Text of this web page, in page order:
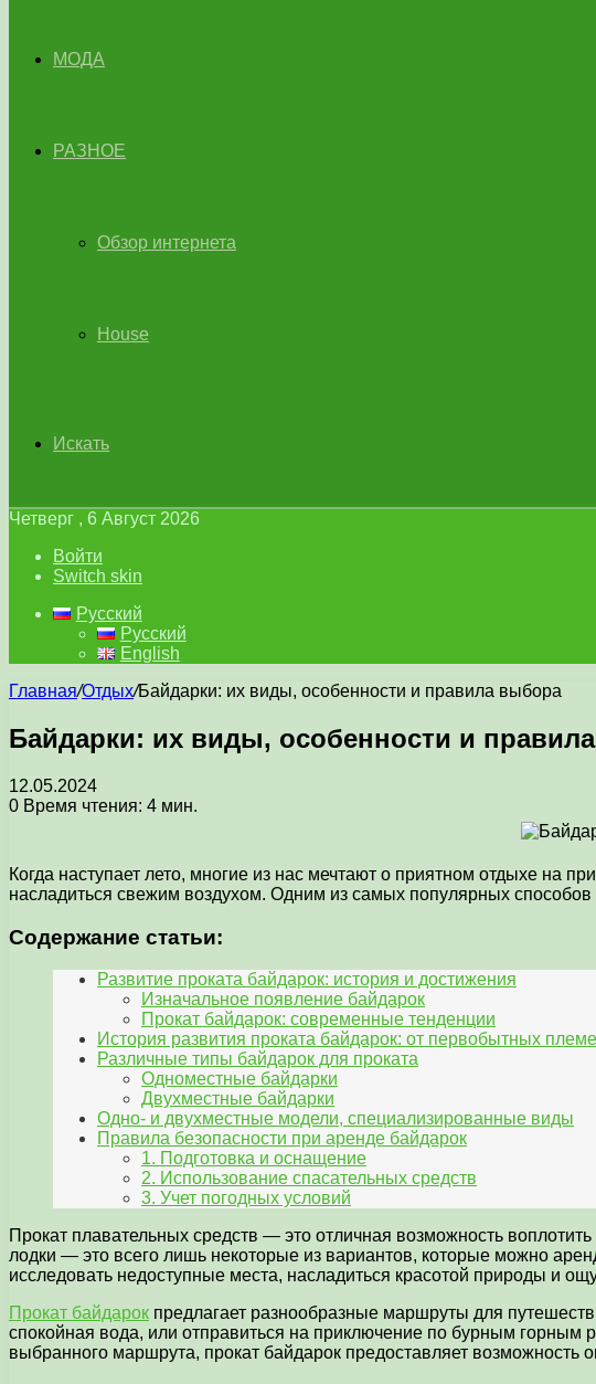
МОДА
РАЗНОЕ
Обзор интернета
House
Искать
Четверг , 6 Август 2026
Войти
Switch skin
Русский
Русский
English
Главная/Отдых/Байдарки: их виды, особенности и правила выбора
Байдарки: их виды, особенности и
12.05.2024
0 Время чтения: 4 мин.
Когда наступает лето, многие из нас мечтают о приятном отдыхе на
насладиться свежим воздухом. Одним из самых популярных
Содержание статьи:
Развитие проката байдарок: история и достижения
Изначальное появление байдарок
Прокат байдарок: современные тенденции
История развития проката байдарок: от первобытных
Различные типы байдарок для проката
Одноместные байдарки
Двухместные байдарки
Одно- и двухместные модели, специализированные виды
Правила безопасности при аренде байдарок
1. Подготовка и оснащение
2. Использование спасательных средств
3. Учет погодных условий
Прокат плавательных средств — это отличная возможность
лодки — это всего лишь некоторые из вариантов, которые можно
исследовать недоступные места, насладиться красотой природы и
Прокат байдарок предлагает разнообразные маршруты для
спокойная вода, или отправиться на приключение по бурным
выбранного маршрута, прокат байдарок предоставляет